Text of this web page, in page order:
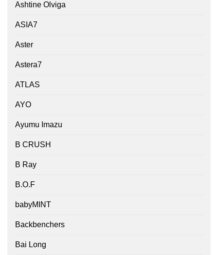
Ashtine Olviga
ASIA7
Aster
Astera7
ATLAS
AYO
Ayumu Imazu
B CRUSH
B Ray
B.O.F
babyMINT
Backbenchers
Bai Long